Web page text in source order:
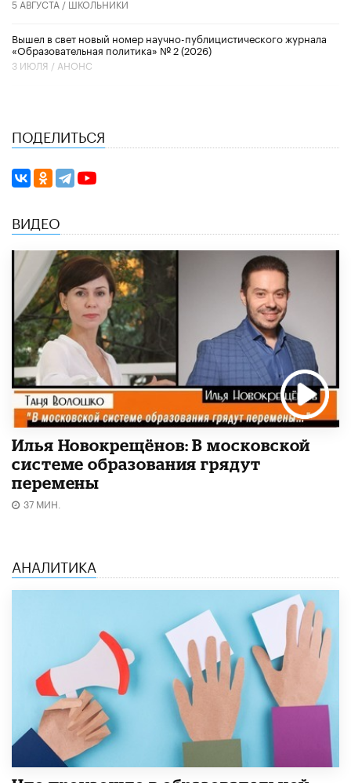
5 АВГУСТА / ШКОЛЬНИКИ
Вышел в свет новый номер научно-публицистического журнала
«Образовательная политика» № 2 (2026)
3 ИЮЛЯ / АНОНС
ПОДЕЛИТЬСЯ
ВИДЕО
Илья Новокрещёнов: В московской
системе образования грядут
перемены
37 МИН.
АНАЛИТИКА